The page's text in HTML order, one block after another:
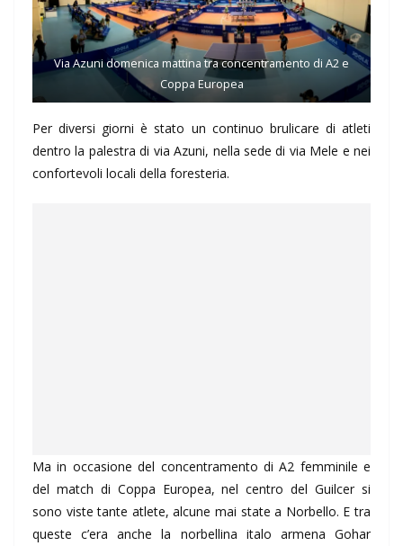
Via Azuni domenica mattina tra concentramento di A2 e
Coppa Europea
Per diversi giorni è stato un continuo brulicare di atleti
dentro la palestra di via Azuni, nella sede di via Mele e nei
confortevoli locali della foresteria.
Ma in occasione del concentramento di A2 femminile e
del match di Coppa Europea, nel centro del Guilcer si
sono viste tante atlete, alcune mai state a Norbello. E tra
queste c’era anche la norbellina italo armena Gohar